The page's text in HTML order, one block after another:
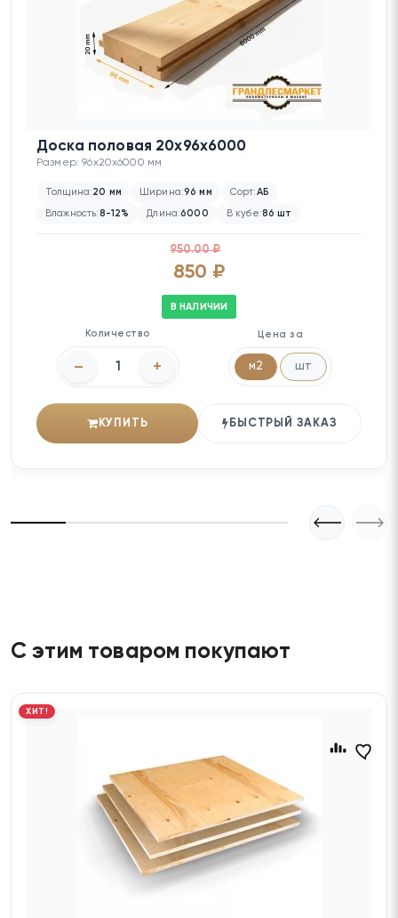
Доска половая 20х96х6000
Размер: 96x20x6000 мм
Толщина:20 мм Ширина:96 мм Сорт:АБ
Влажность:8-12% Длина:6000 В кубе:86 шт
950.00 ₽
850 ₽
В НАЛИЧИИ
Количество
– +
Цена за
м2 шт
КУПИТЬ БЫСТРЫЙ ЗАКАЗ
С этим товаром покупают
ХИТ!